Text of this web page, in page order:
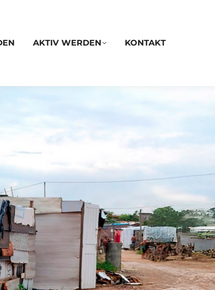
AKTIV WERDEN KONTAKT